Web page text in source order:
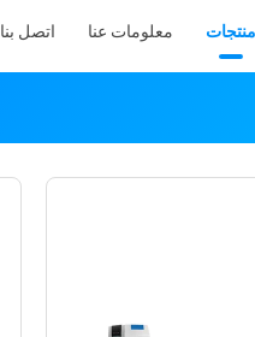
منتجات معلومات عنا اتصل بنا